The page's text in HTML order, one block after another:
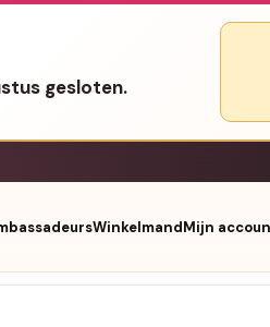
gesloten.
WinkelmandMijn